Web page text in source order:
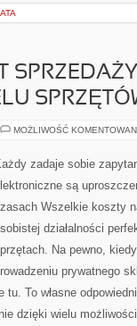
SPRZEDAŻY
MOŻLIWOŚĆ
zadaje sobie
są
Wszelkie koszty
działalności
Na pewno,
prywatnego
To własne
dzięki wielu